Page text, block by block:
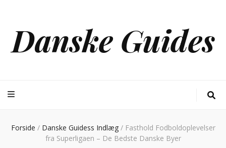
Danske Guides
Forside / Danske Guidess Indlæg / Fasthold Fodboldoplevelser
fra Superligaen – De Bedste Danske Byer